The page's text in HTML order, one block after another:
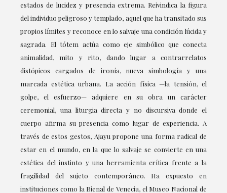
estados de lucidez y presencia extrema. Reivindica la figura
del individuo peligroso y templado, aquel que ha transitado sus
propios límites y reconoce en lo salvaje una condición lúcida y
sagrada. El tótem actúa como eje simbólico que conecta
animalidad, mito y rito, dando lugar a contrarrelatos
distópicos cargados de ironía, nueva simbología y una
marcada estética urbana. La acción física —la tensión, el
golpe, el esfuerzo— adquiere en su obra un carácter
ceremonial, una liturgia directa y no discursiva donde el
cuerpo afirma su presencia como lugar de experiencia. A
través de estos gestos, Ajayu propone una forma radical de
estar en el mundo, en la que lo salvaje se convierte en una
estética del instinto y una herramienta crítica frente a la
fragilidad del sujeto contemporáneo. Ha expuesto en
instituciones como la Bienal de Venecia, el Museo Nacional de